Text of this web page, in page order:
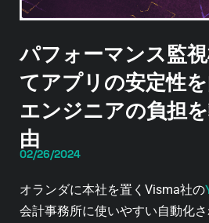
パフォーマンス監
てアプリの安定性を
エンジニアの負担
由
02/26/2024
オランダに本社を置くVisma社の
会計事務所に使いやすい自動化